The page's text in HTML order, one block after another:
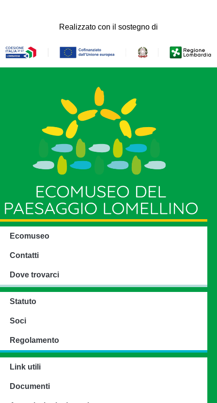
Realizzato con il sostegno di
Ecomuseo
Contatti
Dove trovarci
Statuto
Soci
Regolamento
Link utili
Documenti